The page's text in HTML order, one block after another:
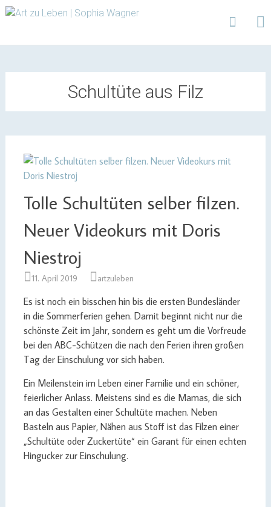
Art zu Leben | Sophia
Schultüte aus Filz
Tolle Schultüten selber filzen.
Neuer Videokurs mit Doris
Niestroj
11. April 2019 artzuleben
Es ist noch ein bisschen hin bis die ersten Bundesländer
in die Sommerferien gehen. Damit beginnt nicht nur die
schönste Zeit im Jahr, sondern es geht um die Vorfreude
bei den ABC-Schützen die nach den Ferien ihren großen
Tag der Einschulung vor sich haben.
Ein Meilenstein im Leben einer Familie und ein schöner,
feierlicher Anlass. Meistens sind es die Mamas, die sich
an das Gestalten einer Schultüte machen. Neben
Basteln aus Papier, Nähen aus Stoff ist das Filzen einer
„Schultüte oder Zuckertüte“ ein Garant für einen echten
Hingucker zur Einschulung.